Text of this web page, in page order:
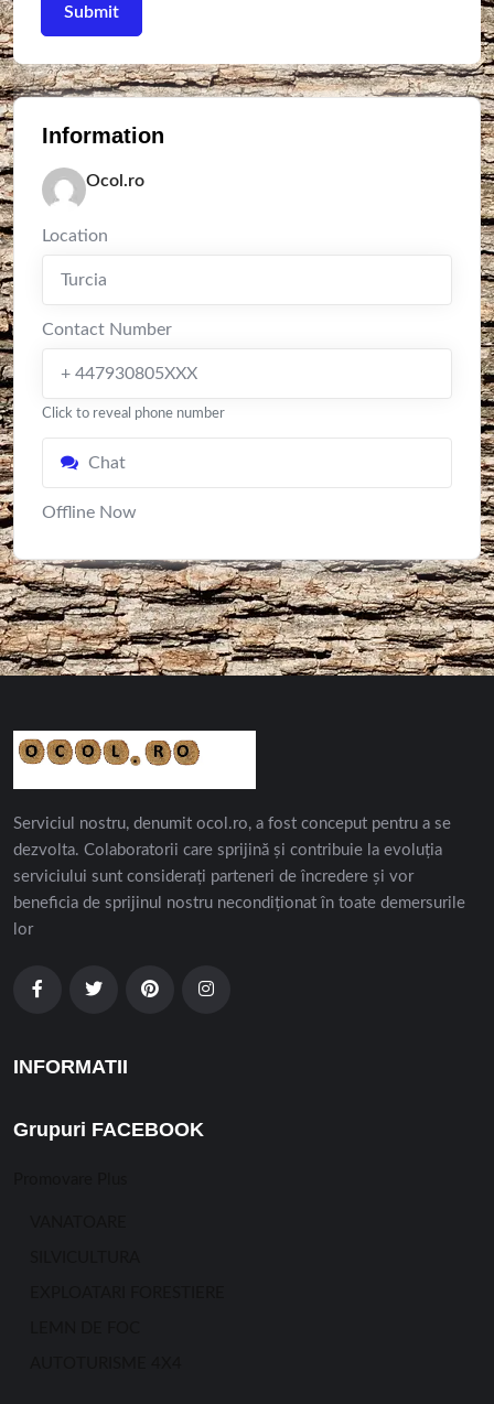
Information
Ocol.ro
Location
Turcia
Contact Number
+ 447930805XXX
Click to reveal phone number
Chat
Offline Now
Serviciul nostru, denumit ocol.ro, a fost conceput pentru a se
dezvolta. Colaboratorii care sprijină și contribuie la evoluția
serviciului sunt considerați parteneri de încredere și vor
beneficia de sprijinul nostru necondiționat în toate demersurile
lor
INFORMATII
Grupuri FACEBOOK